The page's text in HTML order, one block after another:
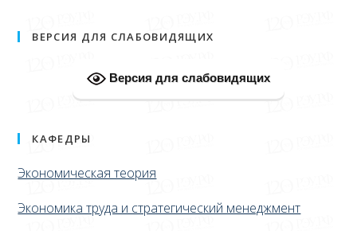
ВЕРСИЯ ДЛЯ СЛАБОВИДЯЩИХ
Версия для слабовидящих
КАФЕДРЫ
Экономическая теория
Экономика труда и стратегический менеджмент